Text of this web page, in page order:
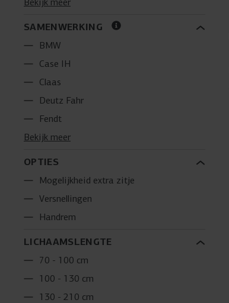
SAMENWERKING
BMW
Case IH
Claas
Deutz Fahr
Fendt
Bekijk meer
OPTIES
Mogelijkheid extra zitje
Versnellingen
Handrem
LICHAAMSLENGTE
70 - 100 cm
100 - 130 cm
130 - 210 cm